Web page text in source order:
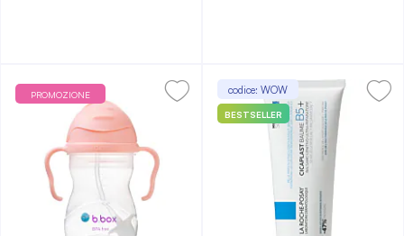
PROMOZIONE codice: WOW
BESTSELLER